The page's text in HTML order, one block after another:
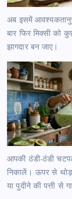
अब इसमें
बार फिर मिक्सी को
झागदार बन जाए।
आपकी ठंडी-ठंडी
निकालें। ऊपर से
या पुदीने की पत्ती से